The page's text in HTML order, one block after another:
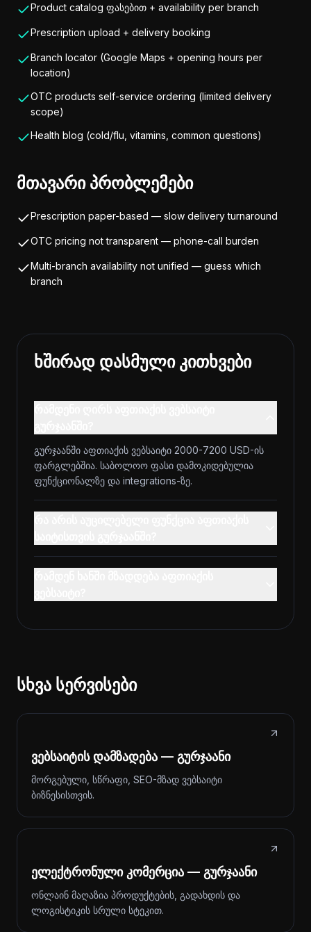
Product catalog ფასებით + availability per branch
Prescription upload + delivery booking
Branch locator (Google Maps + opening hours per
location)
OTC products self-service ordering (limited delivery
scope)
Health blog (cold/flu, vitamins, common questions)
მთავარი პრობლემები
Prescription paper-based — slow delivery turnaround
OTC pricing not transparent — phone-call burden
Multi-branch availability not unified — guess which
branch
ხშირად დასმული კითხვები
გურჯაანში აფთიაქის ვებსაიტი 2000-7200 USD-ის
ფარგლებშია. საბოლოო ფასი დამოკიდებულია
ფუნქციონალზე და integrations-ზე.
სხვა სერვისები
ვებსაიტის დამზადება — გურჯაანი
მორგებული, სწრაფი, SEO-მზად ვებსაიტი
ბიზნესისთვის.
ელექტრონული კომერცია — გურჯაანი
ონლაინ მაღაზია პროდუქტების, გადახდის და
ლოგისტიკის სრული სტეკით.